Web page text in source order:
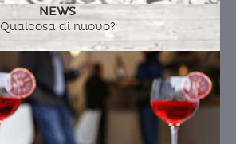
NEWS
Qualcosa di nuovo?